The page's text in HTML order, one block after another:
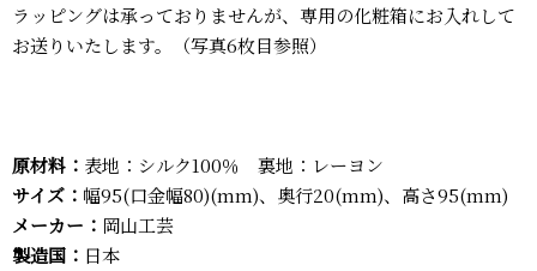
ラッピングは承っておりませんが、専用の化粧箱にお入れして
お送りいたします。（写真6枚目参照）
原材料： 表地：シルク100％ 裏地：レーヨン
サイズ： 幅95(口金幅80)(mm)、奥行20(mm)、高さ95(mm)
メーカー： 岡山工芸
製造国： 日本